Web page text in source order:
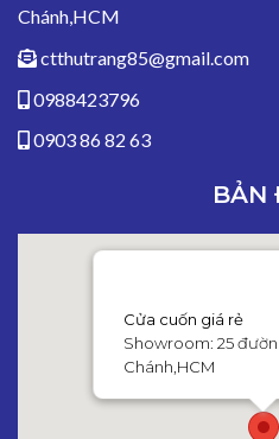
Chánh,HCM
ctthutrang85@gmail.com
0988423796
0903 86 82 63
BẢN
Cửa cuốn giá rẻ
Showroom: 25
Chánh,HCM